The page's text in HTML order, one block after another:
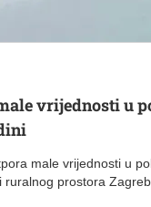
vrijednosti u
male vrijednosti u
prostora